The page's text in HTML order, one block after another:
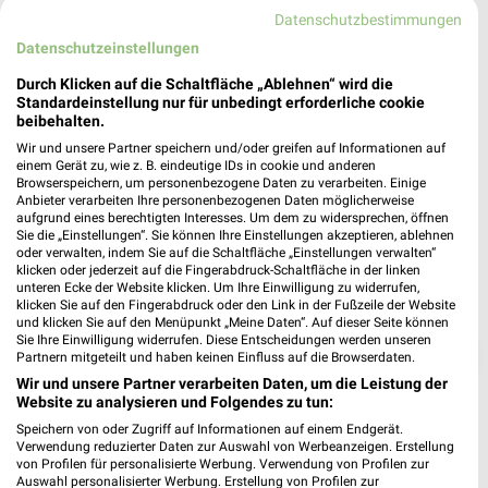
❯
Heute 08:00 - 20:00 Uhr |
484,42 km • Angebote: 6 Prospekte
Datenschutzbestimmungen
Datenschutzeinstellungen
Durch Klicken auf die Schaltfläche „Ablehnen“ wird die
Standardeinstellung nur für unbedingt erforderliche cookie
beibehalten.
Wir und unsere Partner speichern und/oder greifen auf Informationen auf
einem Gerät zu, wie z. B. eindeutige IDs in cookie und anderen
Browserspeichern, um personenbezogene Daten zu verarbeiten. Einige
Anbieter verarbeiten Ihre personenbezogenen Daten möglicherweise
aufgrund eines berechtigten Interesses. Um dem zu widersprechen, öffnen
Sie die „Einstellungen“. Sie können Ihre Einstellungen akzeptieren, ablehnen
oder verwalten, indem Sie auf die Schaltfläche „Einstellungen verwalten“
klicken oder jederzeit auf die Fingerabdruck-Schaltfläche in der linken
unteren Ecke der Website klicken. Um Ihre Einwilligung zu widerrufen,
klicken Sie auf den Fingerabdruck oder den Link in der Fußzeile der Website
und klicken Sie auf den Menüpunkt „Meine Daten“. Auf dieser Seite können
Sie Ihre Einwilligung widerrufen. Diese Entscheidungen werden unseren
Partnern mitgeteilt und haben keinen Einfluss auf die Browserdaten.
Wir und unsere Partner verarbeiten Daten, um die Leistung der
Website zu analysieren und Folgendes zu tun:
Speichern von oder Zugriff auf Informationen auf einem Endgerät.
Verwendung reduzierter Daten zur Auswahl von Werbeanzeigen. Erstellung
von Profilen für personalisierte Werbung. Verwendung von Profilen zur
Auswahl personalisierter Werbung. Erstellung von Profilen zur